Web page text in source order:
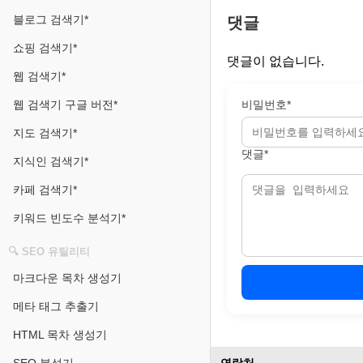
블로그 검색기*
쇼핑 검색기*
웹 검색기*
웹 검색기 구글 버전*
지도 검색기*
지식인 검색기*
카페 검색기*
키워드 빈도수 분석기*
🔍 SEO 유틸리티
마크다운 목차 생성기
메타 태그 추출기
HTML 목차 생성기
댓글
댓글이 없습니다.
비밀번호*
댓글*